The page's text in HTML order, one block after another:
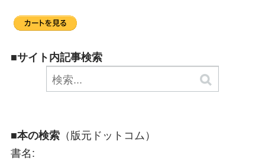
■サイト内記事検索
■本の検索 （版元ドットコム）
書名: